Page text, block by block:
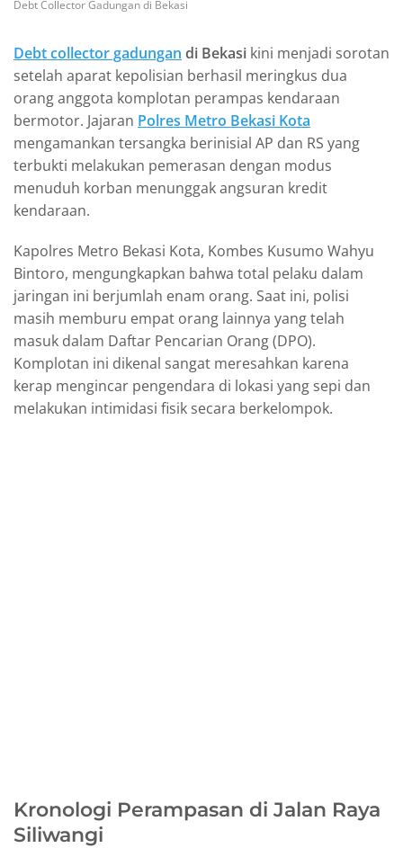
Debt Collector Gadungan di Bekasi
Debt collector gadungan di Bekasi kini menjadi sorotan
setelah aparat kepolisian berhasil meringkus dua
orang anggota komplotan perampas kendaraan
bermotor. Jajaran Polres Metro Bekasi Kota
mengamankan tersangka berinisial AP dan RS yang
terbukti melakukan pemerasan dengan modus
menuduh korban menunggak angsuran kredit
kendaraan.
Kapolres Metro Bekasi Kota, Kombes Kusumo Wahyu
Bintoro, mengungkapkan bahwa total pelaku dalam
jaringan ini berjumlah enam orang. Saat ini, polisi
masih memburu empat orang lainnya yang telah
masuk dalam Daftar Pencarian Orang (DPO).
Komplotan ini dikenal sangat meresahkan karena
kerap mengincar pengendara di lokasi yang sepi dan
melakukan intimidasi fisik secara berkelompok.
Kronologi Perampasan di Jalan Raya
Siliwangi